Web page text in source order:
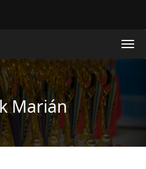
Marián